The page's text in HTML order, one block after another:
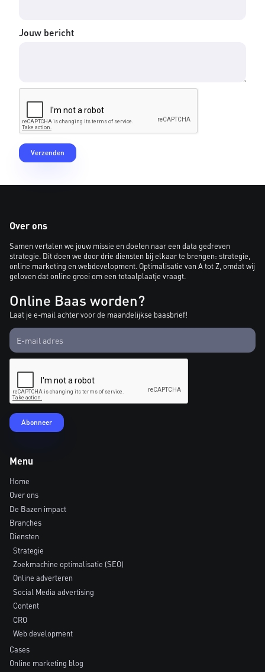
Jouw bericht
Over ons
Samen vertalen we jouw missie en doelen naar een data gedreven
strategie. Dit doen we door drie diensten bij elkaar te brengen: strategie,
online marketing en webdevelopment. Optimalisatie van A tot Z, omdat wij
geloven dat online groei om een totaalplaatje vraagt.
Online Baas worden?
Laat je e-mail achter voor de maandelijkse baasbrief!
Menu
Home
Over ons
De Bazen impact
Branches
Diensten
Strategie
Zoekmachine optimalisatie (SEO)
Online adverteren
Social Media advertising
Content
CRO
Web development
Cases
Online marketing blog